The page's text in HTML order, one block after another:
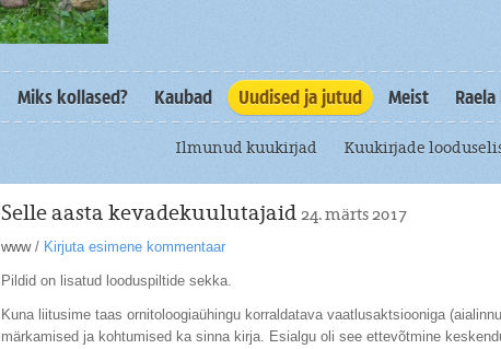
Miks kollased? Kaubad Uudised ja jutud Meist
Ilmunud kuukirjad Kuukirjade
Selle aasta kevadekuulutajaid 24. märts 2017
www/ Kirjuta esimene kommentaar
Pildid on lisatud looduspiltide sekka.
Kuna liitusime taas ornitoloogiaühingu korraldatava vaatlusaktsiooniga
märkamised ja kohtumised ka sinna kirja. Esialgu oli see ettevõtmine